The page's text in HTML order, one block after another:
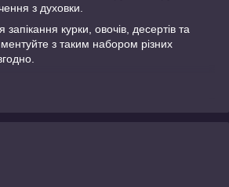
з духовки.
курки, овочів, десертів та
з таким набором різних